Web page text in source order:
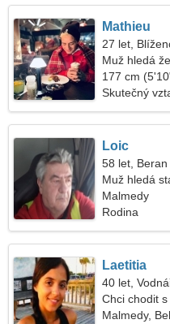
Mathieu
27 let,
Muž hledá
177 cm
Skutečný
Loic
58 let, Beran
Muž hledá
Malmedy
Rodina
Laetitia
40 let,
Chci chodit
Malmedy,